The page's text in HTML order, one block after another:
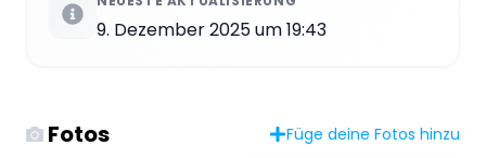
9. Dezember 2025 um 19:43
Fotos Füge deine Fotos hinzu